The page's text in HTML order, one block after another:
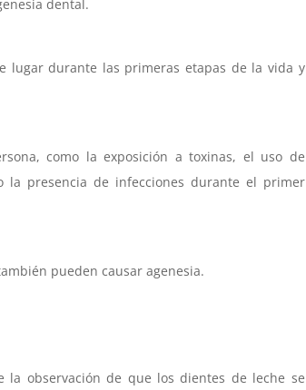
dental.
lugar durante las primeras etapas de la vida y
como la exposición a toxinas, el uso de
la presencia de infecciones durante el primer
pueden causar agenesia.
observación de que los dientes de leche se